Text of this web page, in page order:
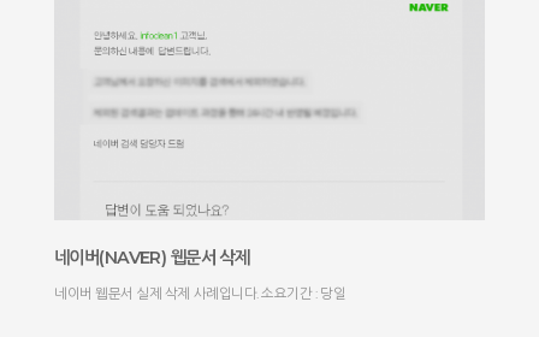
네이버(NAVER) 웹문서 삭제
네이버 웹문서 실제 삭제 사례입니다. 소요기간 : 당일